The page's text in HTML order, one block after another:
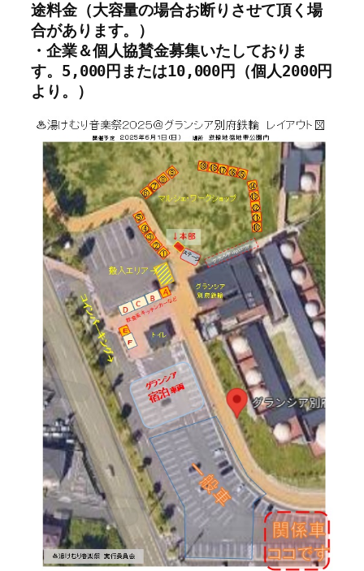
途料金（大容量の場合お断りさせて頂く場
合があります。）
・企業＆個人協賛金募集いたしておりま
す。5,000円または10,000円（個人2000円
より。）